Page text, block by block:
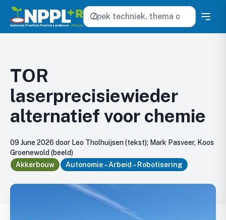
Zoeken
TOR
laserprecisiewieder
alternatief voor chemie
09 June 2026 door Leo Tholhuijsen (tekst); Mark Pasveer, Koos
Groenewold (beeld)
Akkerbouw
Autonomie – Arbeid – Robotisering